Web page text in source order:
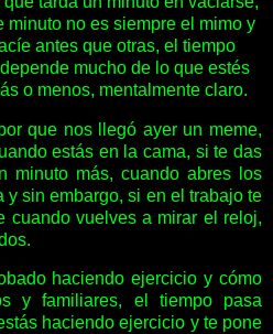
minuto no es siempre el mimo y
antes que otras, el tiempo
mucho de lo que estés
o menos, mentalmente claro.
que nos llegó ayer un meme,
estás en la cama, si te das
minuto más, cuando abres los
sin embargo, si en el trabajo te
cuando vuelves a mirar el reloj,
haciendo ejercicio y cómo
y familiares, el tiempo pasa
haciendo ejercicio y te pone